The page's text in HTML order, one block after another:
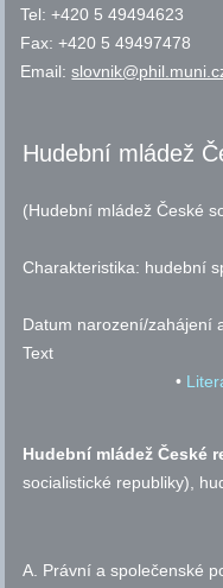
Tel: +420 5 49494623
Fax: +420 5 49497478
Email:
Hudební mládež
(Hudební mládež České
Charakteristika: hudební
Datum narození/zahájení
Text
•
Hudební mládež České
socialistické republiky),
A. Právní a společenské